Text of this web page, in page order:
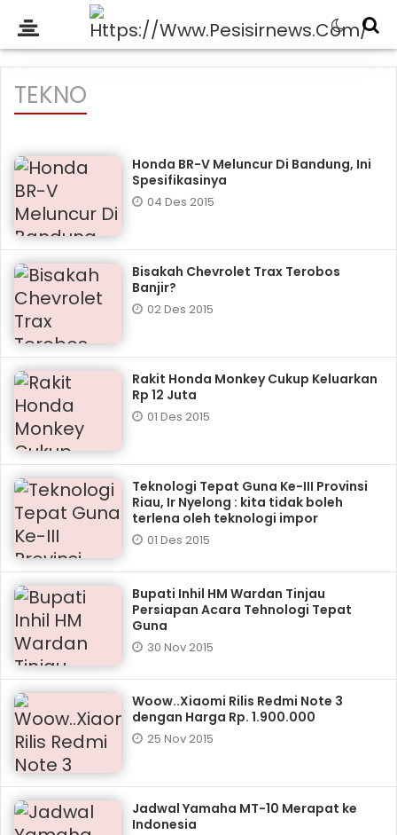
TEKNO
Honda BR-V Meluncur Di Bandung, Ini
Spesifikasinya
04 Des 2015
Bisakah Chevrolet Trax Terobos
Banjir?
02 Des 2015
Rakit Honda Monkey Cukup Keluarkan
Rp 12 Juta
01 Des 2015
Teknologi Tepat Guna Ke-III Provinsi
Riau, Ir Nyelong : kita tidak boleh
terlena oleh teknologi impor
01 Des 2015
Bupati Inhil HM Wardan Tinjau
Persiapan Acara Tehnologi Tepat
Guna
30 Nov 2015
Woow..Xiaomi Rilis Redmi Note 3
dengan Harga Rp. 1.900.000
25 Nov 2015
Jadwal Yamaha MT-10 Merapat ke
Indonesia